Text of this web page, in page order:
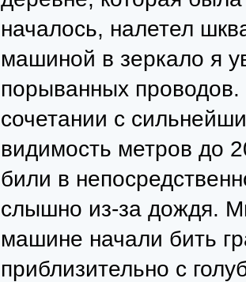
началось, налетел
машиной в зеркало я
порыванных
сочетании с
видимость метров до
били в
слышно из-за дождя.
машине начали бить
приблизительно с